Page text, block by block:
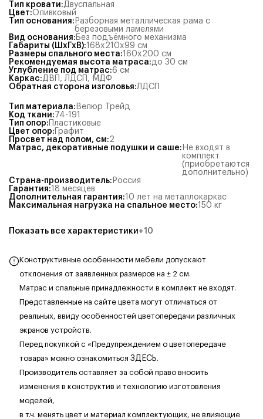
Тип кровати:Двуспальная
Цвет:Оливковый
Тип основания: Разборная металлическая рама с
березовыми ламелями
Вид основания: Без подъёмного механизма
Габариты (ШхГхВ):168x210x99 см
Размеры спального места:160x200 см
Рекомендуемая высота матраса:до 30 см
Углубление под матрас:6 см
Каркас:ДВП , ЛДСП , МДФ
Обратная сторона изголовья:ЛДСП
Тип материала: Велюр Трейд
Код ткани: 74-191
Тип опор: Пластиковые
Цвет опор: Графит
Просвет над полом, см:2
Матрас, декоративные подушки и саше: Не входят в
комплект
(приобретаются
дополнительно)
Страна-производитель: Россия
Гарантия:18 месяцев
Дополнительная гарантия:10 лет на металлокаркас
Максимальная нагрузка на спальное место:150 кг
Показать все характеристики+10
Конструктивные особенности мебели допускают
отклонения от заявленных размеров на ± 2 см.
Матрас и спальные принадлежности в комплект не входят.
Представленные на сайте цвета могут отличаться от
реальных, ввиду особенностей цветопередачи различных
экранов устройств.
Перед покупкой с «Предупреждением о цветопередаче
товара» можно ознакомиться ЗДЕСЬ.
Производитель оставляет за собой право вносить
изменения в конструктив и технологию изготовления
моделей,
в т.ч. менять цвет и материал комплектующих, не влияющие